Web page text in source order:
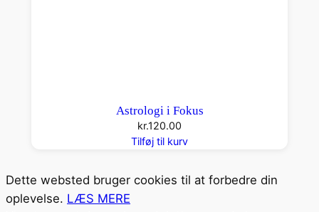
Astrologi i Fokus
kr.120.00
Tilføj til kurv
Dette websted bruger cookies til at forbedre din
oplevelse. LÆS MERE